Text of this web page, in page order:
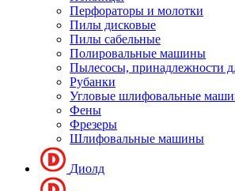
Перфораторы и молотки
Пилы дисковые
Пилы сабельные
Полировальные машины
Пылесосы, принадлежности
Рубанки
Угловые шлифовальные
Фены
Фрезеры
Шлифовальные машины
Диолд